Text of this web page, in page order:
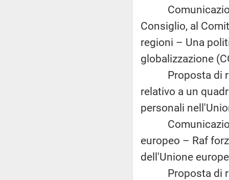
Consiglio, al
regioni – Una
globalizzazione
Proposta di
relativo a un
personali
europeo – Raf
dell'Unione
Proposta di